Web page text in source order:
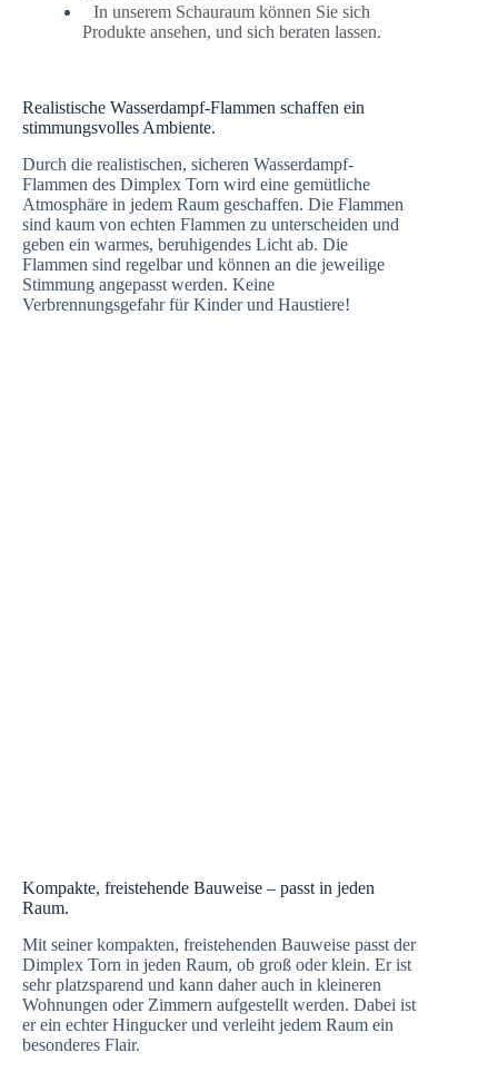
In unserem Schauraum können Sie sich
Produkte ansehen, und sich beraten lassen.
Realistische Wasserdampf-Flammen schaffen ein
stimmungsvolles Ambiente.
Durch die realistischen, sicheren Wasserdampf-
Flammen des Dimplex Torn wird eine gemütliche
Atmosphäre in jedem Raum geschaffen. Die Flammen
sind kaum von echten Flammen zu unterscheiden und
geben ein warmes, beruhigendes Licht ab. Die
Flammen sind regelbar und können an die jeweilige
Stimmung angepasst werden. Keine
Verbrennungsgefahr für Kinder und Haustiere!
Kompakte, freistehende Bauweise – passt in jeden
Raum.
Mit seiner kompakten, freistehenden Bauweise passt der
Dimplex Torn in jeden Raum, ob groß oder klein. Er ist
sehr platzsparend und kann daher auch in kleineren
Wohnungen oder Zimmern aufgestellt werden. Dabei ist
er ein echter Hingucker und verleiht jedem Raum ein
besonderes Flair.